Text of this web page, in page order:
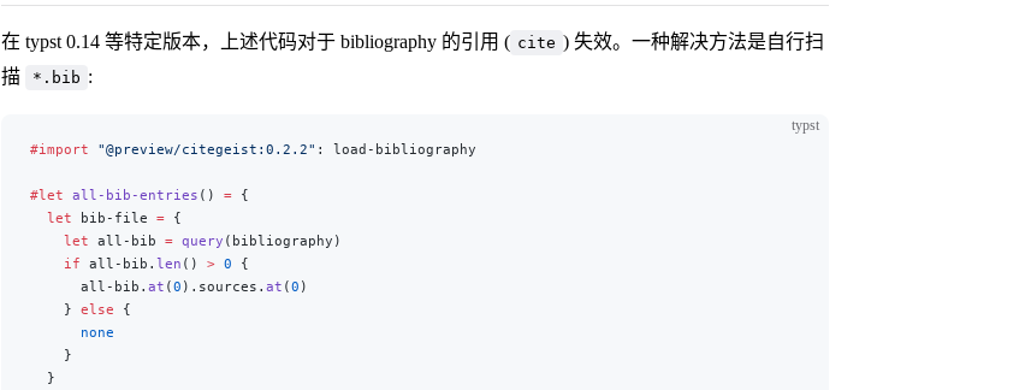
在 typst 0.14 等特定版本，上述代码对于 bibliography 的引用 ( cite ) 失效。一种解决方法是自行扫
描
*.bib :
typst
#import "@preview/citegeist:0.2.2" : load-bibliography
#let all-bib-entries () = {
  let
bib-file = {
    let
all-bib = query (bibliography)
    if
all-bib. len () > 0 {
      all-bib.
at (0 ).sources. at (0 )
    }
else {
      none
    }
  }